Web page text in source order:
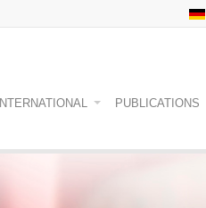
INTERNATIONAL PUBLICATIONS